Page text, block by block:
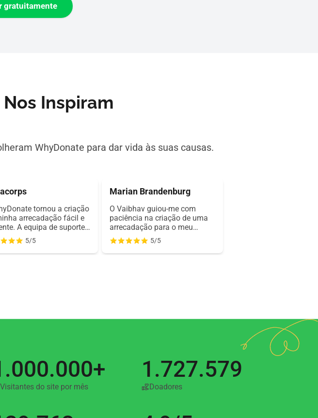
gratuitamente
Inspiram
WhyDonate para dar vida às suas causas.
tornou a criação
arrecadação fácil e
A equipa de suporte
sempre com
guiando-me em cada
A plataforma é intuitiva
5/5
Marian Brandenburg
O Vaibhav guiou-me com
paciência na criação de uma
arrecadação para o meu
amigo que luta contra o
câncer. A sabedoria, a
gentileza e o apoio dele
5/5
Visitantes do site por mês
1.727.579
Doadores